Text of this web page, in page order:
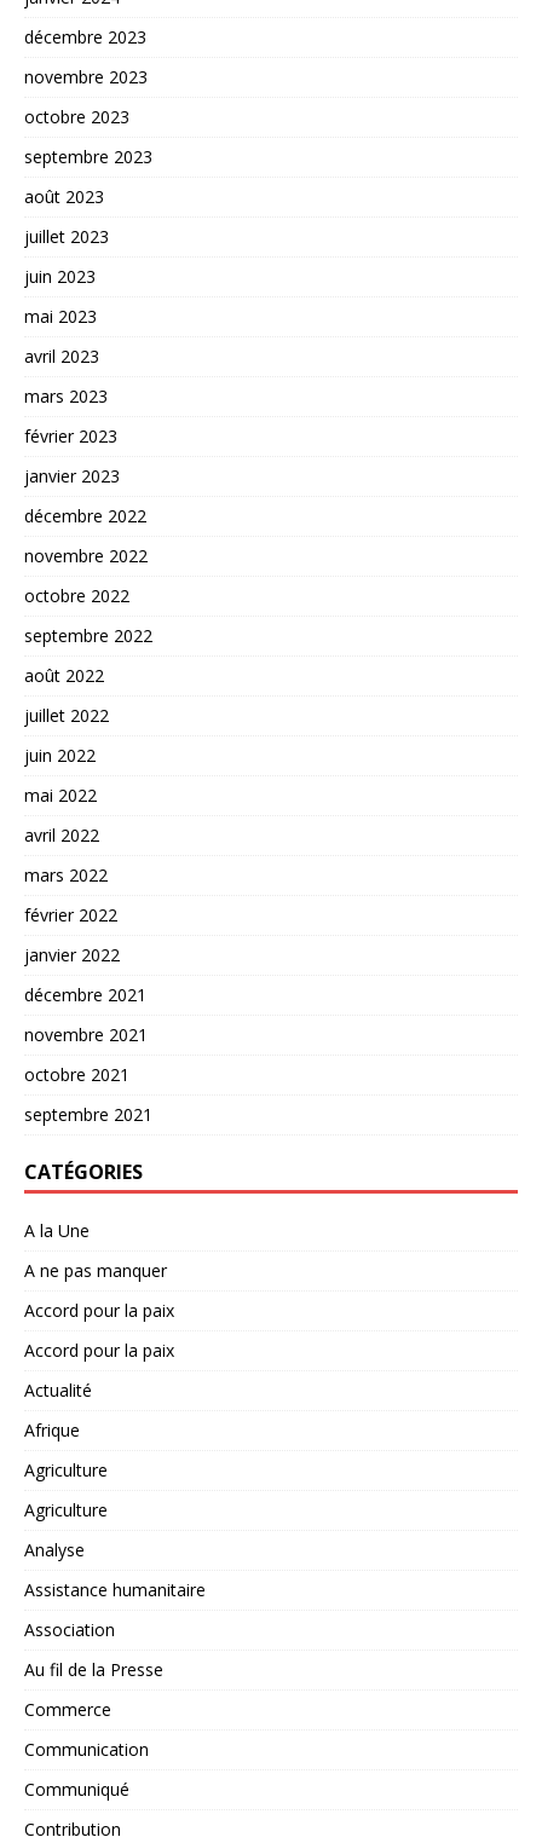
décembre 2023
novembre 2023
octobre 2023
septembre 2023
août 2023
juillet 2023
juin 2023
mai 2023
avril 2023
mars 2023
février 2023
janvier 2023
décembre 2022
novembre 2022
octobre 2022
septembre 2022
août 2022
juillet 2022
juin 2022
mai 2022
avril 2022
mars 2022
février 2022
janvier 2022
décembre 2021
novembre 2021
octobre 2021
septembre 2021
CATÉGORIES
A la Une
A ne pas manquer
Accord pour la paix
Accord pour la paix
Actualité
Afrique
Agriculture
Agriculture
Analyse
Assistance humanitaire
Association
Au fil de la Presse
Commerce
Communication
Communiqué
Contribution